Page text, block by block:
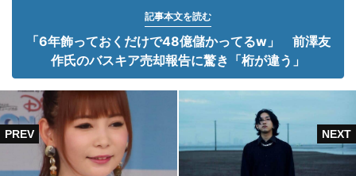
記事本文を読む
「6年飾っておくだけで48億儲かってるw」 前澤友
作氏のバスキア売却報告に驚き「桁が違う」